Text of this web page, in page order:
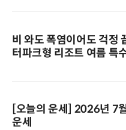
비 와도 폭염이어도 걱정
터파크형 리조트 여름 특
[오늘의 운세] 2026년 7
운세